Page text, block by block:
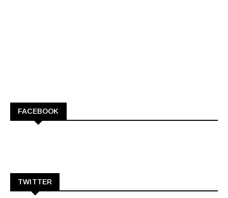
FACEBOOK
TWITTER